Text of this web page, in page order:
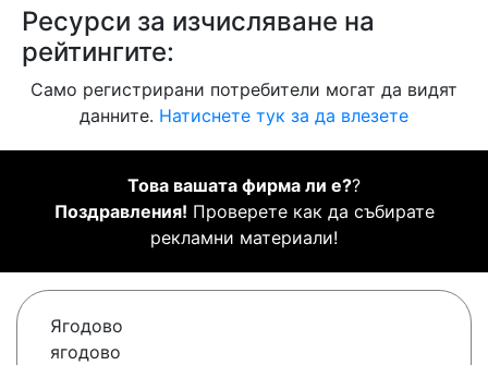
Ресурси за изчисляване на
рейтингите:
Само регистрирани потребители могат да видят
данните. Натиснете тук за да влезете
Това вашата фирма ли е??
Поздравления! Проверете как да събирате
рекламни материали!
Ягодово
ягодово